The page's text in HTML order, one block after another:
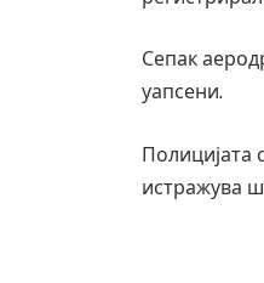
Сепак
уапсени.
Полицијата
истражува